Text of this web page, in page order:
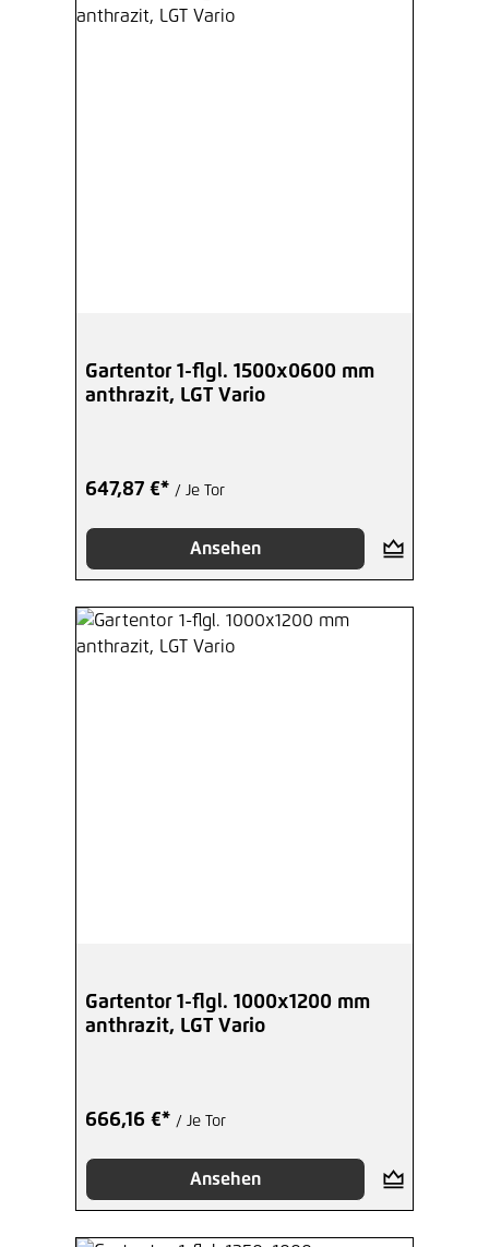
Gartentor 1-flgl. 1500x0600 mm
anthrazit, LGT Vario
647,87 €* / Je Tor
Ansehen
Gartentor 1-flgl. 1000x1200 mm
anthrazit, LGT Vario
666,16 €* / Je Tor
Ansehen